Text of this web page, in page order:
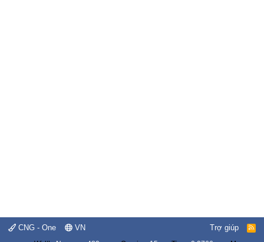
CNG - One VN Trợ giúp
R